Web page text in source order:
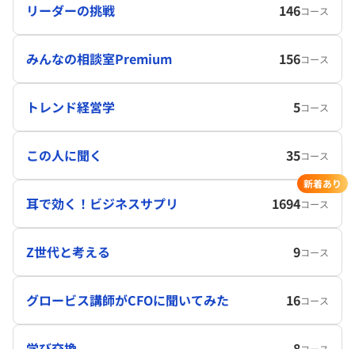
リーダーの挑戦 146コース
みんなの相談室Premium 156コース
トレンド経営学 5コース
この人に聞く 35コース
耳で効く！ビジネスサプリ 1694コース
新着あり
Z世代と考える 9コース
グロービス講師がCFOに聞いてみた 16コース